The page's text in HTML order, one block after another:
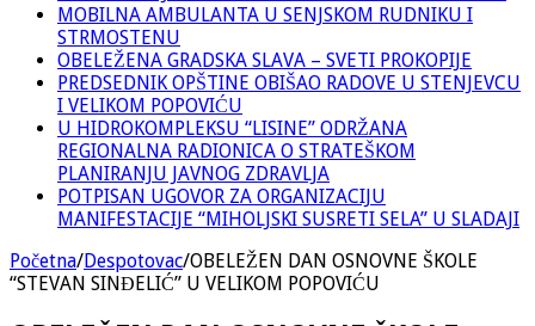
MOBILNA AMBULANTA U SENJSKOM RUDNIKU I
STRMOSTENU
OBELEŽENA GRADSKA SLAVA – SVETI PROKOPIJE
PREDSEDNIK OPŠTINE OBIŠAO RADOVE U STENJEVCU
I VELIKOM POPOVIĆU
U HIDROKOMPLEKSU “LISINE” ODRŽANA
REGIONALNA RADIONICA O STRATEŠKOM
PLANIRANJU JAVNOG ZDRAVLJA
POTPISAN UGOVOR ZA ORGANIZACIJU
MANIFESTACIJE “MIHOLJSKI SUSRETI SELA” U SLADAJI
Početna/Despotovac/OBELEŽEN DAN OSNOVNE ŠKOLE
“STEVAN SINĐELIĆ” U VELIKOM POPOVIĆU